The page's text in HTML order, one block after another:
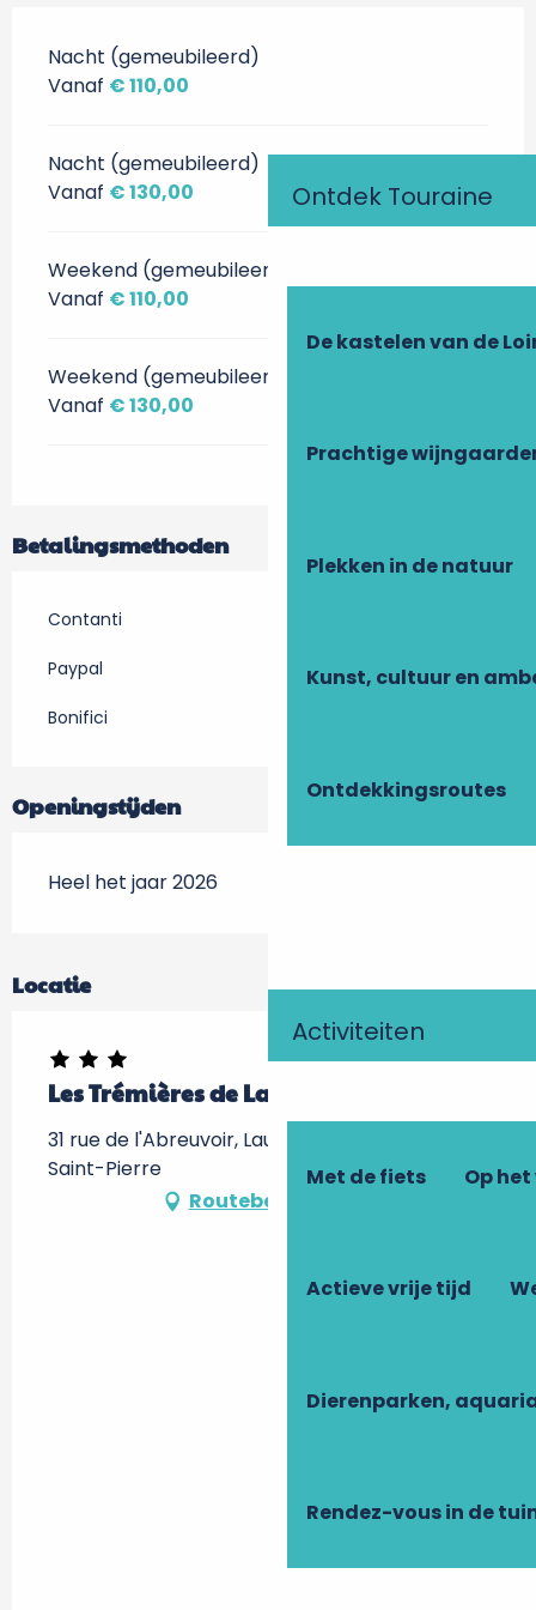
Ontdek Touraine
De kastelen van de
Prachtige
Plekken in de natuur
Kunst, cultuur en
Ontdekkingsroutes
Activiteiten
Met de fiets Op
Actieve vrije tijd
Dierenparken,
Rendez-vous in de
Nacht (gemeubileerd)
Vanaf € 110,00
Nacht (gemeubileerd)
Vanaf € 130,00
Weekend (gemeubileerd)
Vanaf € 110,00
Weekend (gemeubileerd)
Vanaf € 130,00
Betalingsmethoden
Contanti
Paypal
Bonifici
Openingstijden
Heel het jaar 2026
Locatie
Les Trémières de Launay
31 rue de l'Abreuvoir, Launay, 37290 Tournon-
Saint-Pierre
Routebeschrijving